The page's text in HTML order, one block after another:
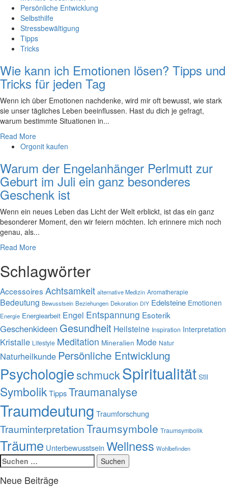
Persönliche Entwicklung
Selbsthilfe
Stressbewältigung
Tipps
Tricks
Wie kann ich Emotionen lösen? Tipps und
Tricks für jeden Tag
Wenn ich über Emotionen nachdenke, wird mir oft bewusst, wie stark
‍sie ⁤unser ⁢tägliches Leben beeinflussen. Hast du dich je gefragt,
warum bestimmte ‌Situationen in...
Read More
Orgonit kaufen
Warum der Engelanhänger Perlmutt zur
Geburt im Juli ein ganz besonderes
Geschenk ist
Wenn ein neues Leben das Licht der Welt erblickt, ist das ein ganz
besonderer Moment, den wir feiern möchten. Ich erinnere mich noch
genau, als...
Read More
Schlagwörter
Accessoires Achtsamkeit alternative Medizin Aromatherapie
Bedeutung Bewusstsein Beziehungen Dekoration DIY Edelsteine Emotionen
Energie Energiearbeit Engel Entspannung Esoterik
Geschenkideen Gesundheit Heilsteine Inspiration Interpretation
Kristalle Lifestyle Meditation Mineralien Mode Natur
Naturheilkunde Persönliche Entwicklung
PsychologieschmuckSpiritualität Stil
SymbolikTippsTraumanalyse
Traumdeutung Traumforschung
TrauminterpretationTraumsymbole Traumsymbolik
Träume UnterbewusstseinWellness Wohlbefinden
Suchen
nach:
Neue Beiträge